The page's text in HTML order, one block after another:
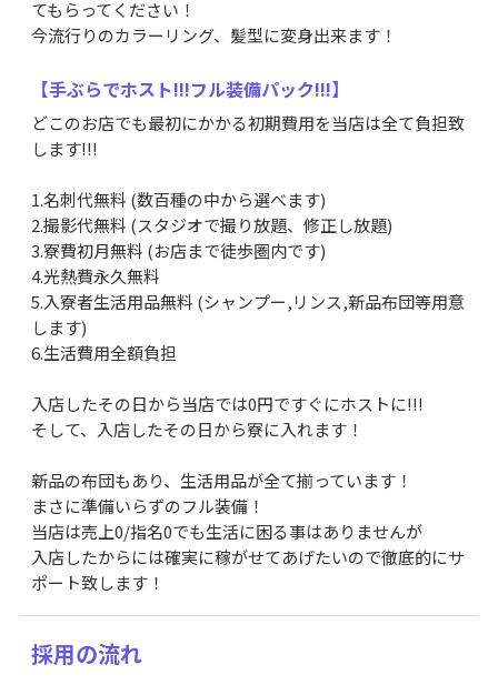
てもらってください！
今流行りのカラーリング、髪型に変身出来ます！
【手ぶらでホスト!!!フル装備パック!!!】
どこのお店でも最初にかかる初期費用を当店は全て負担致
します!!!
1.名刺代無料 (数百種の中から選べます)
2.撮影代無料 (スタジオで撮り放題、修正し放題)
3.寮費初月無料 (お店まで徒歩圏内です)
4.光熱費永久無料
5.入寮者生活用品無料 (シャンプー,リンス,新品布団等用意
します)
6.生活費用全額負担
入店したその日から当店では0円ですぐにホストに!!!
そして、入店したその日から寮に入れます！
新品の布団もあり、生活用品が全て揃っています！
まさに準備いらずのフル装備！
当店は売上0/指名0でも生活に困る事はありませんが
入店したからには確実に稼がせてあげたいので徹底的にサ
ポート致します！
採用の流れ